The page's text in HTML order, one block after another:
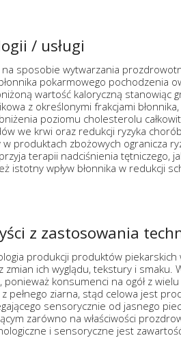
/ usługi
na sposobie wytwarzania
pokarmowego pochodzenia
wartość kaloryczną stanowiąc
z określonymi frakcjami
poziomu cholesterolu
we krwi oraz redukcji ryzyka
w produktach zbożowych ogranicza
terapii nadciśnienia tętniczego,
istotny wpływ błonnika w redukcji
z zastosowania
produkcji produktów piekarskich
zmian ich wyglądu, tekstury i smaku.
ponieważ konsumenci na ogół z
pełnego ziarna, stąd celowa jest
sensorycznie od jasnego
zarówno na właściwości
i sensoryczne jest